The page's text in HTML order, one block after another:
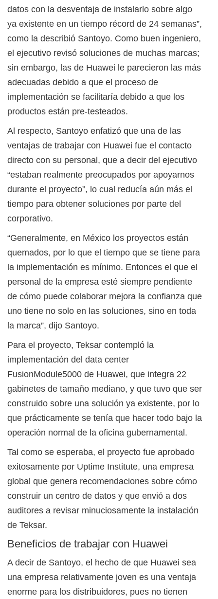
datos con la desventaja de instalarlo sobre algo
ya existente en un tiempo récord de 24 semanas”,
como la describió Santoyo. Como buen ingeniero,
el ejecutivo revisó soluciones de muchas marcas;
sin embargo, las de Huawei le parecieron las más
adecuadas debido a que el proceso de
implementación se facilitaría debido a que los
productos están pre-testeados.
Al respecto, Santoyo enfatizó que una de las
ventajas de trabajar con Huawei fue el contacto
directo con su personal, que a decir del ejecutivo
“estaban realmente preocupados por apoyarnos
durante el proyecto”, lo cual reducía aún más el
tiempo para obtener soluciones por parte del
corporativo.
“Generalmente, en México los proyectos están
quemados, por lo que el tiempo que se tiene para
la implementación es mínimo. Entonces el que el
personal de la empresa esté siempre pendiente
de cómo puede colaborar mejora la confianza que
uno tiene no solo en las soluciones, sino en toda
la marca”, dijo Santoyo.
Para el proyecto, Teksar contempló la
implementación del data center
FusionModule5000 de Huawei, que integra 22
gabinetes de tamaño mediano, y que tuvo que ser
construido sobre una solución ya existente, por lo
que prácticamente se tenía que hacer todo bajo la
operación normal de la oficina gubernamental.
Tal como se esperaba, el proyecto fue aprobado
exitosamente por Uptime Institute, una empresa
global que genera recomendaciones sobre cómo
construir un centro de datos y que envió a dos
auditores a revisar minuciosamente la instalación
de Teksar.
Beneficios de trabajar con Huawei
A decir de Santoyo, el hecho de que Huawei sea
una empresa relativamente joven es una ventaja
enorme para los distribuidores, pues no tienen